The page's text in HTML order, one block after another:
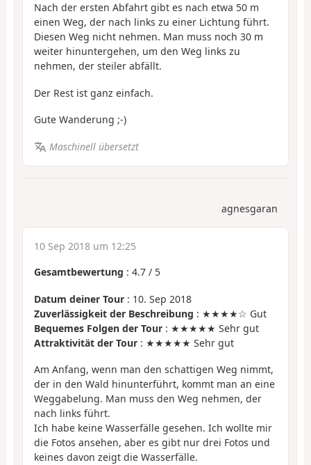
Nach der ersten Abfahrt gibt es nach etwa 50 m
einen Weg, der nach links zu einer Lichtung führt.
Diesen Weg nicht nehmen. Man muss noch 30 m
weiter hinuntergehen, um den Weg links zu
nehmen, der steiler abfällt.
Der Rest ist ganz einfach.
Gute Wanderung ;-)
Maschinell übersetzt
agnesgaran
10 Sep 2018 um 12:25
Gesamtbewertung : 4.7 / 5
Datum deiner Tour : 10. Sep 2018
Zuverlässigkeit der Beschreibung : ★★★★☆ Gut
Bequemes Folgen der Tour : ★★★★★ Sehr gut
Attraktivität der Tour : ★★★★★ Sehr gut
Am Anfang, wenn man den schattigen Weg nimmt,
der in den Wald hinunterführt, kommt man an eine
Weggabelung. Man muss den Weg nehmen, der
nach links führt.
Ich habe keine Wasserfälle gesehen. Ich wollte mir
die Fotos ansehen, aber es gibt nur drei Fotos und
keines davon zeigt die Wasserfälle.